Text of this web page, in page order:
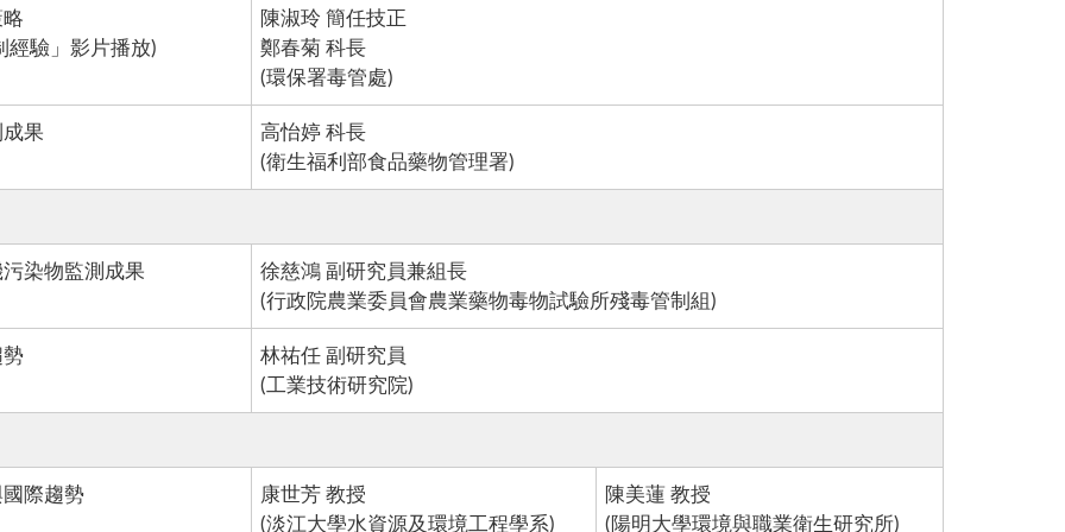
經驗」影片播放)
陳淑玲 簡任技正
鄭春菊 科長
(環保署毒管處)
果
高怡婷 科長
(衛生福利部食品藥物管理署)
染物監測成果
徐慈鴻 副研究員兼組長
(行政院農業委員會農業藥物毒物試驗所殘毒管制組)
勢
林祐任 副研究員
(工業技術研究院)
際趨勢
康世芳 教授
(淡江大學水資源及環境工程學系)
陳美蓮 教授
(陽明大學環境與職業衛生研究所)